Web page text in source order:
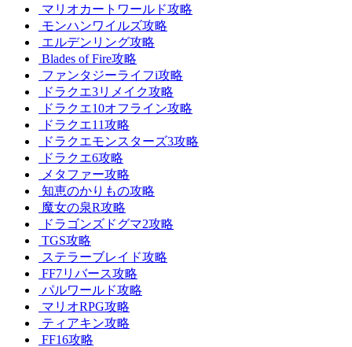
マリオカートワールド攻略
モンハンワイルズ攻略
エルデンリング攻略
Blades of Fire攻略
ファンタジーライフi攻略
ドラクエ3リメイク攻略
ドラクエ10オフライン攻略
ドラクエ11攻略
ドラクエモンスターズ3攻略
ドラクエ6攻略
メタファー攻略
知恵のかりもの攻略
魔女の泉R攻略
ドラゴンズドグマ2攻略
TGS攻略
ステラーブレイド攻略
FF7リバース攻略
パルワールド攻略
マリオRPG攻略
ティアキン攻略
FF16攻略